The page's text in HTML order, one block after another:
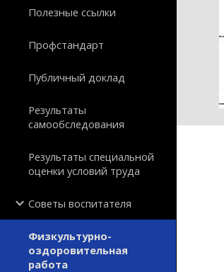
Полезные ссылки
Профстандарт
Публичный доклад
Результаты
самообследования
Результаты специальной
оценки условий труда
Советы воспитателя
Физкультурно-
оздоровительная
работа